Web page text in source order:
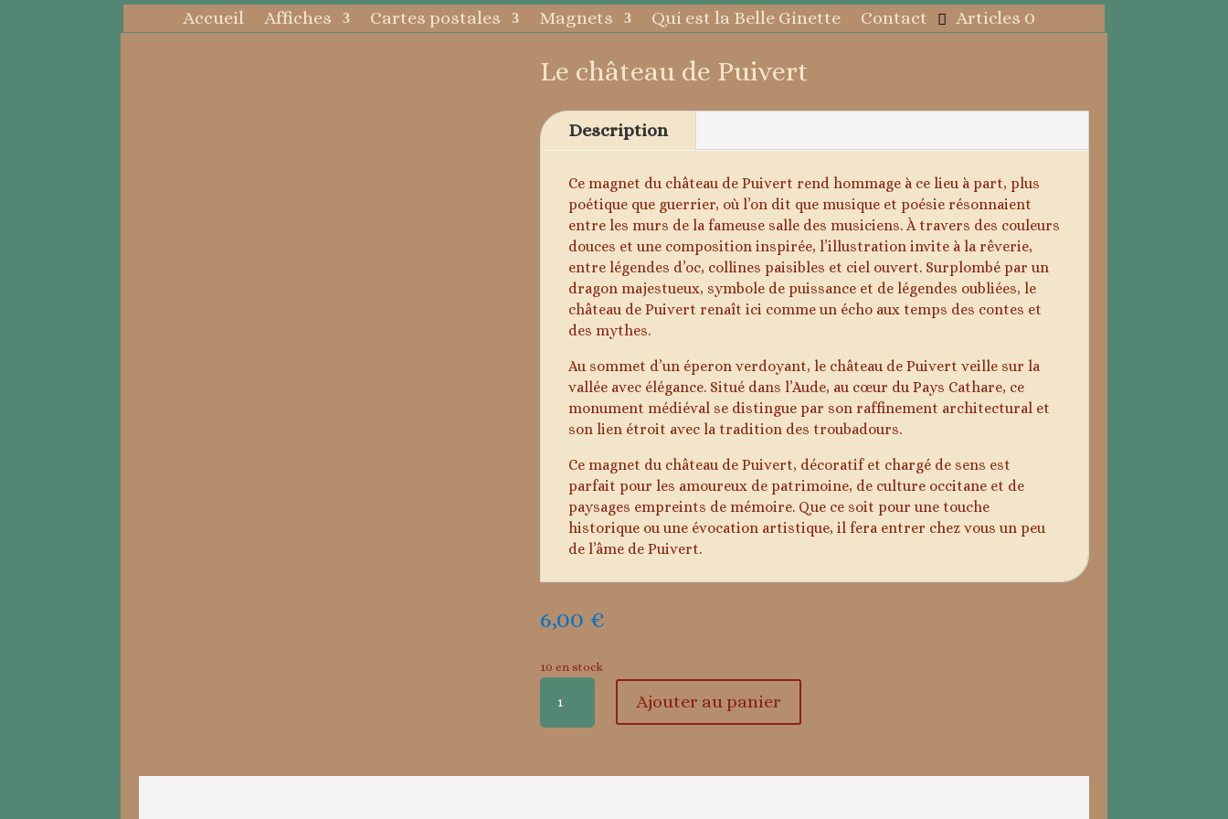
Accueil Affiches Cartes postales Magnets Qui est la Belle Ginette Contact Articles 0
Le château de Puivert
Description
Ce magnet du château de Puivert rend hommage à ce lieu à part, plus
poétique que guerrier, où l’on dit que musique et poésie résonnaient
entre les murs de la fameuse salle des musiciens. À travers des couleurs
douces et une composition inspirée, l’illustration invite à la rêverie,
entre légendes d’oc, collines paisibles et ciel ouvert. Surplombé par un
dragon majestueux, symbole de puissance et de légendes oubliées, le
château de Puivert renaît ici comme un écho aux temps des contes et
des mythes.
Au sommet d’un éperon verdoyant, le château de Puivert veille sur la
vallée avec élégance. Situé dans l’Aude, au cœur du Pays Cathare, ce
monument médiéval se distingue par son raffinement architectural et
son lien étroit avec la tradition des troubadours.
Ce magnet du château de Puivert, décoratif et chargé de sens est
parfait pour les amoureux de patrimoine, de culture occitane et de
paysages empreints de mémoire. Que ce soit pour une touche
historique ou une évocation artistique, il fera entrer chez vous un peu
de l’âme de Puivert.
6,00 €
10 en stock
Le
Ajouter au panier